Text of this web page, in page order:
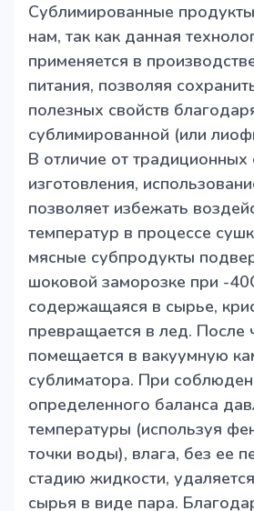
Сублимированные
нам, так как данная
применяется в
питания, позволяя
полезных свойств
сублимированной (или
В отличие от традиционных
изготовления,
позволяет избежать
температур в процессе
мясные субпродукты
шоковой заморозке при -
содержащаяся в сырье,
превращается в лед. После
помещается в вакуумную
сублиматора. При
определенного баланса
температуры (используя
точки воды), влага, без ее
стадию жидкости,
сырья в виде пара.